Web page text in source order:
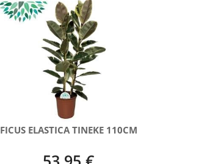
FICUS ELASTICA TINEKE 110CM